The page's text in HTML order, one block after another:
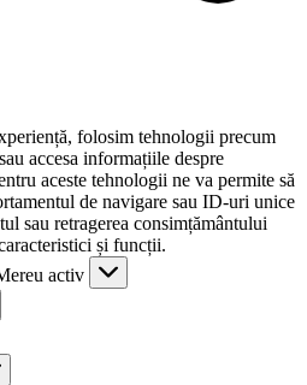
folosim tehnologii precum
accesa informațiile despre
aceste tehnologii ne va permite să
de navigare sau ID-uri unice
sau retragerea consimțământului
și funcții.
activ